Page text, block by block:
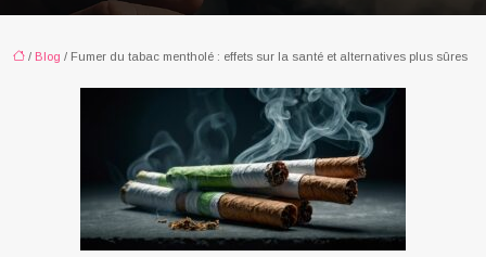
/ Blog / Fumer du tabac mentholé : effets sur la santé et alternatives plus sûres